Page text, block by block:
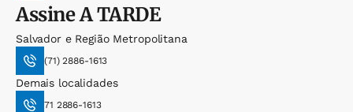
AssineA TARDE
Salvador e Região Metropolitana
(71) 2886-1613
Demais localidades
71 2886-1613